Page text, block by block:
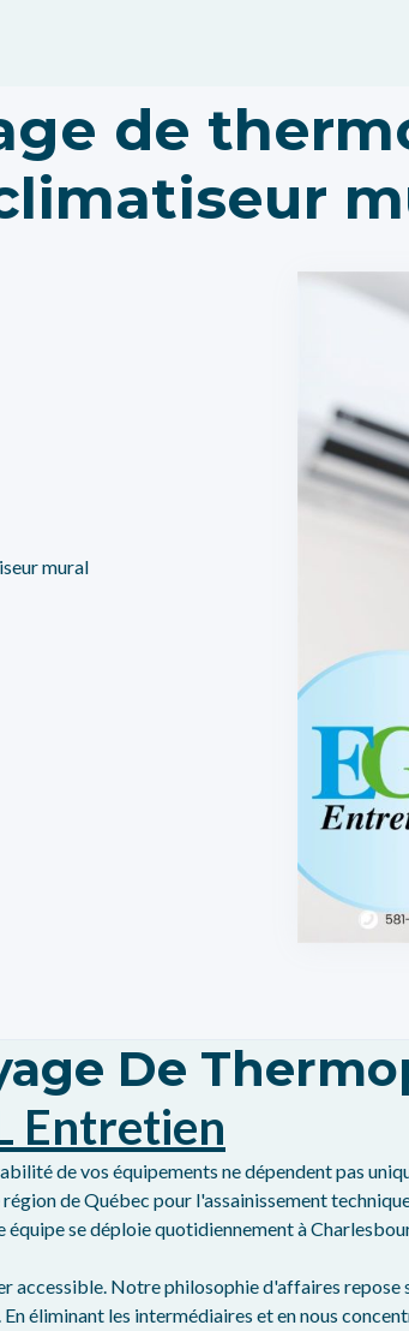
de
mural
De
Entretien
de vos équipements ne dépendent pas
de Québec pour l'assainissement
se déploie quotidiennement à
accessible. Notre philosophie d'affaires repose
En éliminant les intermédiaires et en nous